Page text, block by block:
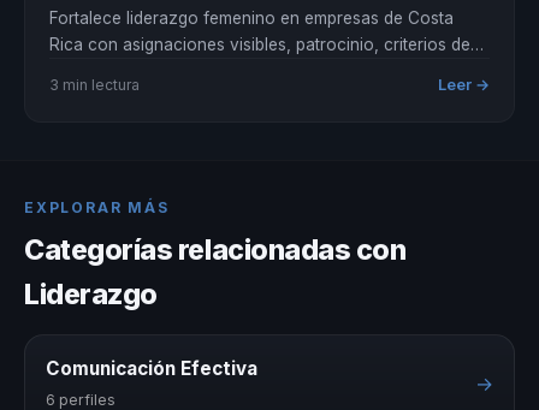
Fortalece liderazgo femenino en empresas de Costa
Rica con asignaciones visibles, patrocinio, criterios de
3 min lectura Leer →
EXPLORAR MÁS
Categorías relacionadas con
Liderazgo
Comunicación Efectiva
6 perfiles
→